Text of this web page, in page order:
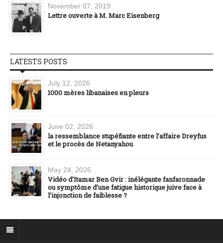
November 07, 2019
Lettre ouverte à M. Marc Eisenberg
LATESTS POSTS
July 12, 2026
1000 mères libanaises en pleurs
June 02, 2026
la ressemblance stupéfiante entre l’affaire Dreyfus
et le procès de Netanyahou
May 24, 2026
Vidéo d’Itamar Ben Gvir : inélégante fanfaronnade
ou symptôme d’une fatigue historique juive face à
l’injonction de faiblesse ?